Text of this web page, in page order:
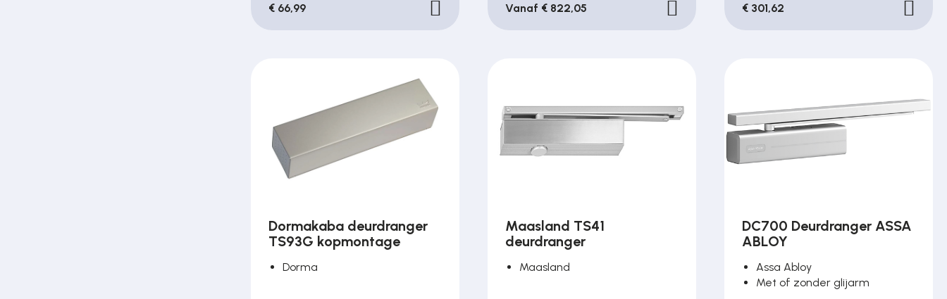
€ 66,99 Vanaf € 822,05 € 301,62
Dormakaba deurdranger
TS93G kopmontage
Dorma
Maasland TS41
deurdranger
Maasland
DC700 Deurdranger ASSA
ABLOY
Assa Abloy
Met of zonder glijarm